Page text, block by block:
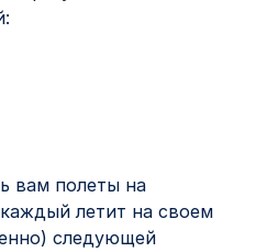
вам полеты на
летит на своем
следующей